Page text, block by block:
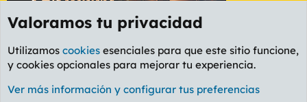
Etiquetas
Cookies
PL OLDSTYLE AMARILLO
Valoramos tu privacidad
Utilizamos cookies esenciales para que este sitio funcione,
y cookies opcionales para mejorar tu experiencia.
Ver más información y configurar tus preferencias